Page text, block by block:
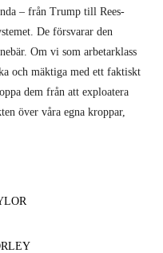
– från Trump till Rees-
De försvarar den
Om vi som arbetarklass
och mäktiga med ett faktiskt
dem från att exploatera
över våra egna kroppar,